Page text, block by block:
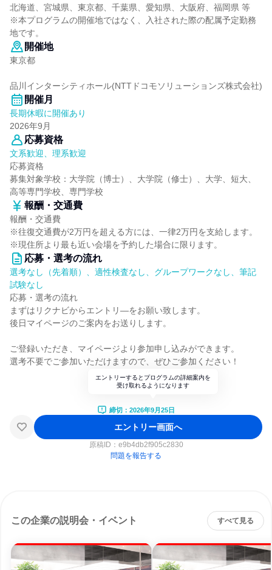
北海道、宮城県、東京都、千葉県、愛知県、大阪府、福岡県 等
※本プログラムの開催地ではなく、入社された際の配属予定勤務
地です。
開催地
東京都
品川インターシティホール(NTTドコモソリューションズ株式会社)
開催月
長期休暇に開催あり
2026年9月
応募資格
文系歓迎、理系歓迎
応募資格
募集対象学校：大学院（博士）、大学院（修士）、大学、短大、
高等専門学校、専門学校
報酬・交通費
報酬・交通費
※往復交通費が2万円を超える方には、一律2万円を支給します。
※現住所より最も近い会場を予約した場合に限ります。
応募・選考の流れ
選考なし（先着順）、適性検査なし、グループワークなし、筆記
試験なし
応募・選考の流れ
まずはリクナビからエントリ―をお願い致します。
後日マイページのご案内をお送りします。
ご登録いただき、マイページより参加申し込みができます。
選考不要でご参加いただけますので、ぜひご参加ください！
エントリーするとプログラムの詳細案内を
受け取れるようになります
締切：2026年9月25日
エントリー画面へ
原稿ID： e9b4db2f905c2830
問題を報告する
この企業の説明会・イベント すべて見る